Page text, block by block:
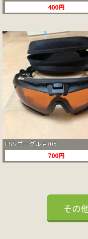
400円
ESS ゴーグル #305
700円
その